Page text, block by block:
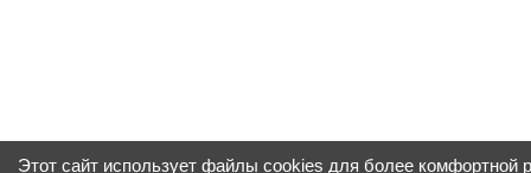
Этот сайт использует файлы cookies для более комфортной